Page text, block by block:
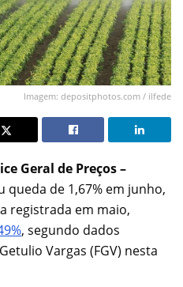
Imagem: depositphotos.com / ilfede
Geral de Preços –
queda de 1,67% em junho,
registrada em maio,
, segundo dados
Vargas (FGV) nesta